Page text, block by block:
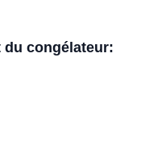
du congélateur: